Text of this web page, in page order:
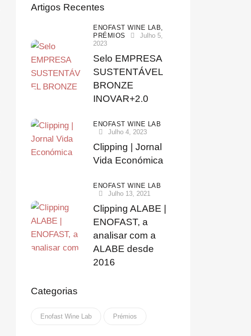
Artigos Recentes
ENOFAST WINE LAB,
PRÉMIOS
Julho 5,
2023
Selo EMPRESA
SUSTENTÁVEL
BRONZE
INOVAR+2.0
ENOFAST WINE LAB
Julho 4, 2023
Clipping | Jornal
Vida Económica
ENOFAST WINE LAB
Julho 13, 2021
Clipping ALABE |
ENOFAST, a
analisar com a
ALABE desde
2016
Categorias
Enofast Wine Lab Prémios